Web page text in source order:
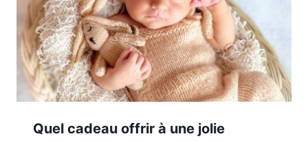
Quel cadeau offrir à une jolie